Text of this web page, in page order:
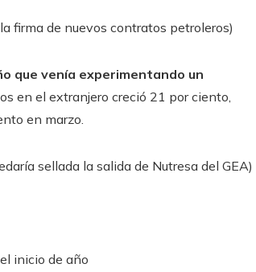
firma de nuevos contratos petroleros)
que venía experimentando un
en el extranjero creció 21 por ciento,
en marzo.
sellada la salida de Nutresa del GEA)
inicio de año